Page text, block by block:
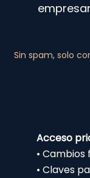
Sin spam, solo
Acceso
•
• Claves